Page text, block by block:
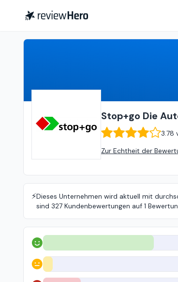
Stop+go Die
3.78
Zur Echtheit der
⚡️Dieses Unternehmen wird aktuell mit
sind 327 Kundenbewertungen auf 1
Positiv
Neutral